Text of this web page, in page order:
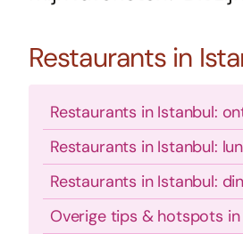
Restaurants in
Restaurants in Istanbul:
Restaurants in Istanbul:
Restaurants in Istanbul:
Overige tips & hotspots